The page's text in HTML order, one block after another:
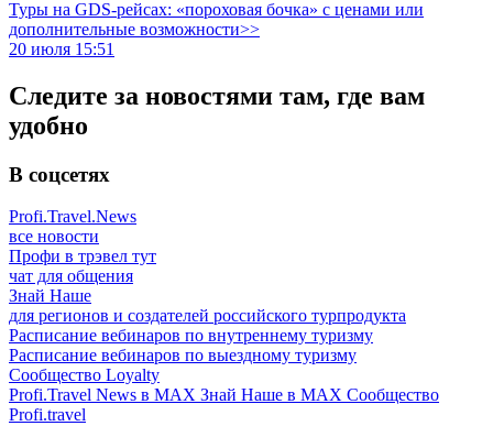
Туры на GDS-рейсах: «пороховая бочка» с ценами или
дополнительные возможности>>
20 июля 15:51
Следите за новостями там, где вам
удобно
В соцсетях
Profi.Travel.News
все новости
Профи в трэвел тут
чат для общения
Знай Наше
для регионов и создателей российского турпродукта
Расписание вебинаров по внутреннему туризму
Расписание вебинаров по выездному туризму
Сообщество Loyalty
Profi.Travel News в MAX Знай Наше в MAX Сообщество
Profi.travel